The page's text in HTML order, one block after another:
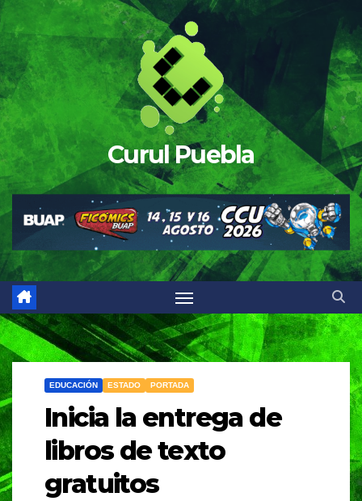
Saltar
al
contenido
Curul Puebla
EDUCACIÓN ESTADO PORTADA
Inicia la entrega de
libros de texto
gratuitos